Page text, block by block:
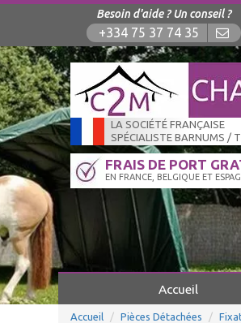
Besoin d'aide ? Un conseil ?
+334 75 37 74 35
LA SOCIÉTÉ FRANÇAISE
SPÉCIALISTE BARNUMS /
FRAIS DE PORT
EN FRANCE, BELGIQUE ET
Accueil
Accueil Pièces Détachées